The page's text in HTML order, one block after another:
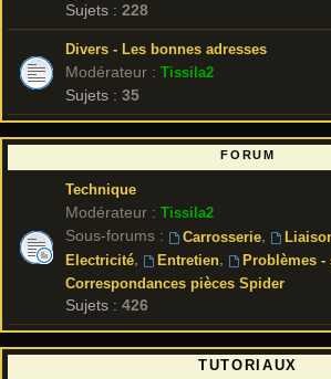
Sujets : 228
Divers - Les bonnes adresses
Modérateur : Tissila2
Sujets : 35
FORUM
Technique
Modérateur : Tissila2
Sous-forums : Carrosserie,
Electricité Entretien, Problèmes
Correspondances pièces Spider
Sujets : 426
TUTORIAUX